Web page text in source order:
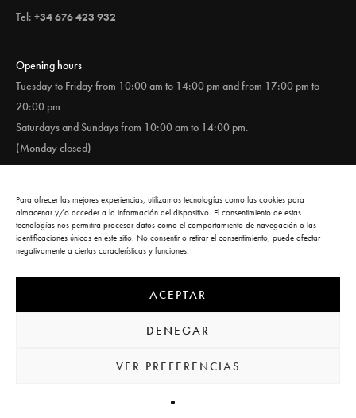
Para ofrecer las mejores experiencias, utilizamos tecnologías como las cookies para
almacenar y/o acceder a la información del dispositivo. El consentimiento de estas
tecnologías nos permitirá procesar datos como el comportamiento de navegación o las
identificaciones únicas en este sitio. No consentir o retirar el consentimiento, puede afectar
negativamente a ciertas características y funciones.
ACEPTAR
DENEGAR
VER PREFERENCIAS
Tel: +34 676 423 932
Opening hours
Tuesday to Friday from 10:00 am to 14:00 pm and from 17:00 pm to
20:00 pm
Saturdays and Sundays from 10:00 am to 14:00 pm.
(Monday closed)
Workshop